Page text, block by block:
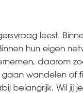
leest.
hun eigen
daarom
wandelen of
belangrijk. Wil